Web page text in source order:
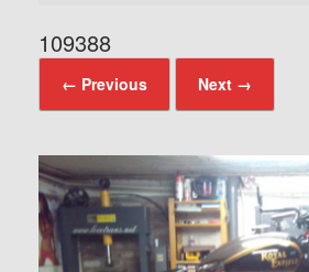
109388
← Previous Next →